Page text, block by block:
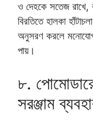
ও দেহকে সতেজ রাখে,
বিরতিতে হালকা
অনুসরণ করলে মনোযোগ
পায়।
৮.
সরঞ্জাম